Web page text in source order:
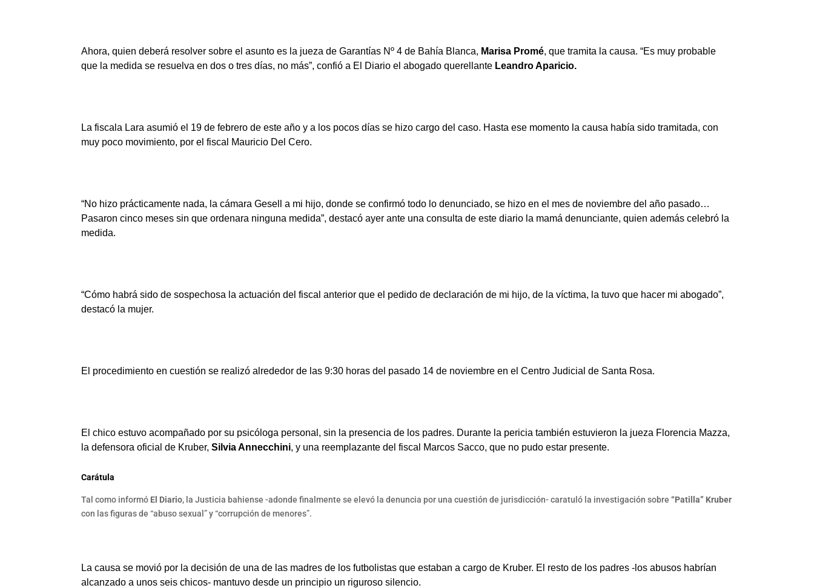
Ahora, quien deberá resolver sobre el asunto es la jueza de Garantías Nº 4 de Bahía Blanca, Marisa Promé, que tramita la causa. “Es muy probable
que la medida se resuelva en dos o tres días, no más”, confió a El Diario el abogado querellante Leandro Aparicio.
La fiscala Lara asumió el 19 de febrero de este año y a los pocos días se hizo cargo del caso. Hasta ese momento la causa había sido tramitada, con
muy poco movimiento, por el fiscal Mauricio Del Cero.
“No hizo prácticamente nada, la cámara Gesell a mi hijo, donde se confirmó todo lo denunciado, se hizo en el mes de noviembre del año pasado…
Pasaron cinco meses sin que ordenara ninguna medida”, destacó ayer ante una consulta de este diario la mamá denunciante, quien además celebró la
medida.
“Cómo habrá sido de sospechosa la actuación del fiscal anterior que el pedido de declaración de mi hijo, de la víctima, la tuvo que hacer mi abogado”,
destacó la mujer.
El procedimiento en cuestión se realizó alrededor de las 9:30 horas del pasado 14 de noviembre en el Centro Judicial de Santa Rosa.
El chico estuvo acompañado por su psicóloga personal, sin la presencia de los padres. Durante la pericia también estuvieron la jueza Florencia Mazza,
la defensora oficial de Kruber,Silvia Annecchini, y una reemplazante del fiscal Marcos Sacco, que no pudo estar presente.
Carátula
Tal como informó El Diario, la Justicia bahiense -adonde finalmente se elevó la denuncia por una cuestión de jurisdicción- caratuló la investigación sobre“Patilla” Kruber
con las figuras de “abuso sexual” y “corrupción de menores”.
La causa se movió por la decisión de una de las madres de los futbolistas que estaban a cargo de Kruber. El resto de los padres -los abusos habrían
alcanzado a unos seis chicos- mantuvo desde un principio un riguroso silencio.